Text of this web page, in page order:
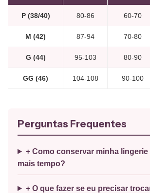
P (38/40) 80-86 60-70
M (42) 87-94 70-80
G (44) 95-103 80-90
GG (46) 104-108 90-100
Perguntas Frequentes
+ Como conservar minha
mais tempo?
+ O que fazer se eu precisar